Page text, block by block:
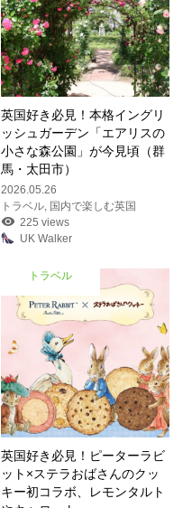
英国好き必見！本格イングリ
ッシュガーデン「エアリスの
小さな森公園」が今見頃（群
馬・太田市）
2026.05.26
トラベル, 国内で楽しむ英国
225 views
UK Walker
トラベル
英国好き必見！ピーターラビ
ット×ステラおばさんのクッ
キー初コラボ、レモンタルト